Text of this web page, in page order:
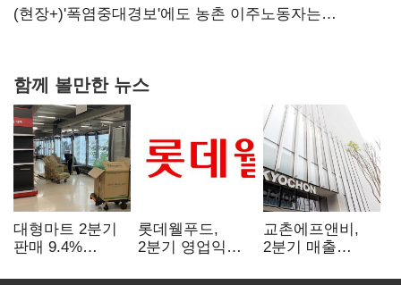
당장 퇴출?…시간만으론 부족한 코스닥 구하기
(현장+)'폭염중대경보'에도 농촌 이주노동자는
함께 볼만한 뉴스
대형마트 2분기
판매 9.4%
롯데웰푸드,
2분기 영업익
교촌에프앤비,
2분기 매출